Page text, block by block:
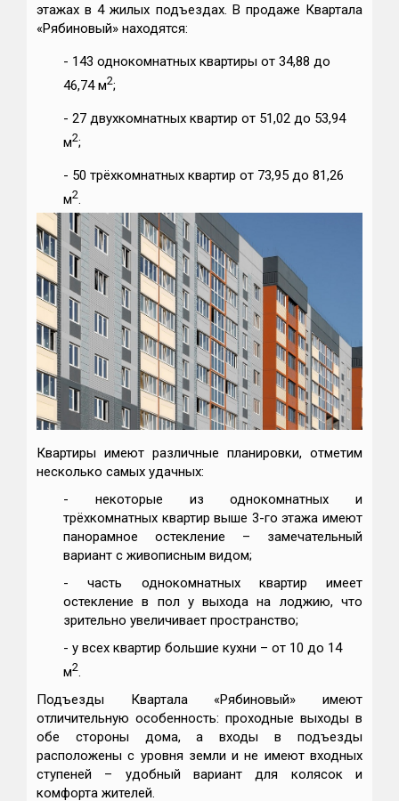
этажах в 4 жилых подъездах. В продаже Квартала
«Рябиновый» находятся:
- 143 однокомнатных квартиры от 34,88 до
46,74 м2;
- 27 двухкомнатных квартир от 51,02 до 53,94
м2;
- 50 трёхкомнатных квартир от 73,95 до 81,26
м2.
Квартиры имеют различные планировки, отметим
несколько самых удачных:
- некоторые из однокомнатных и
трёхкомнатных квартир выше 3-го этажа имеют
панорамное остекление – замечательный
вариант с живописным видом;
- часть однокомнатных квартир имеет
остекление в пол у выхода на лоджию, что
зрительно увеличивает пространство;
- у всех квартир большие кухни – от 10 до 14
м2.
Подъезды Квартала «Рябиновый» имеют
отличительную особенность: проходные выходы в
обе стороны дома, а входы в подъезды
расположены с уровня земли и не имеют входных
ступеней – удобный вариант для колясок и
комфорта жителей.